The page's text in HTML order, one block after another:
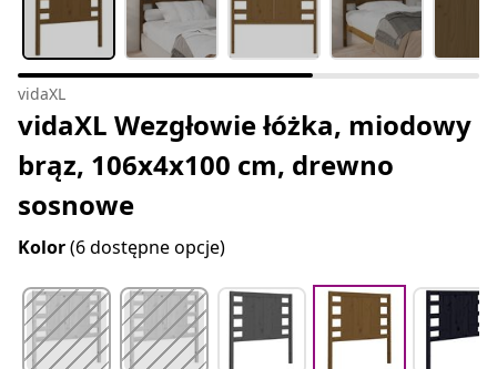
vidaXL
vidaXL Wezgłowie łóżka, miodowy
brąz, 106x4x100 cm, drewno
sosnowe
Kolor(6 dostępne opcje)